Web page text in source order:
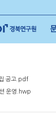
집 공고.pdf
운영.hwp